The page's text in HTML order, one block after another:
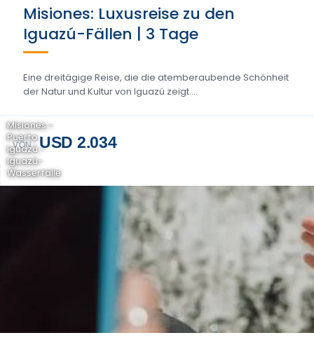
Misiones: Luxusreise zu den
Iguazú-Fällen | 3 Tage
Eine dreitägige Reise, die die atemberaubende Schönheit
der Natur und Kultur von Iguazú zeigt....
VON USD 2.034
Misiones -
Puerto
Iguazú -
Iguazú-
Wasserfälle